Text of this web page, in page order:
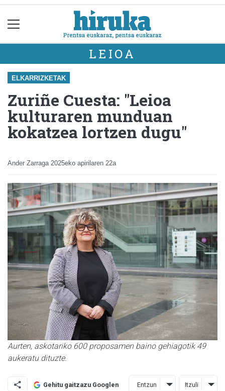
LEIOA
ELKARRIZKETAK
Zuriñe Cuesta: "Leioa
kulturaren munduan
kokatzea lortzen dugu"
Ander Zarraga 2025eko apirilaren 22a
Aurten, askotariko 600 proposamen baino gehiagotik 49
aukeratu dituzte.
Gehitu gaitzazu Googlen Entzun Itzuli